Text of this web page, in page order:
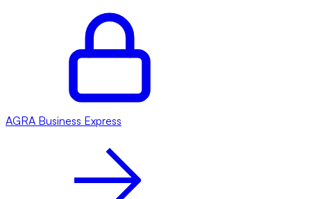
AGRA Business Express